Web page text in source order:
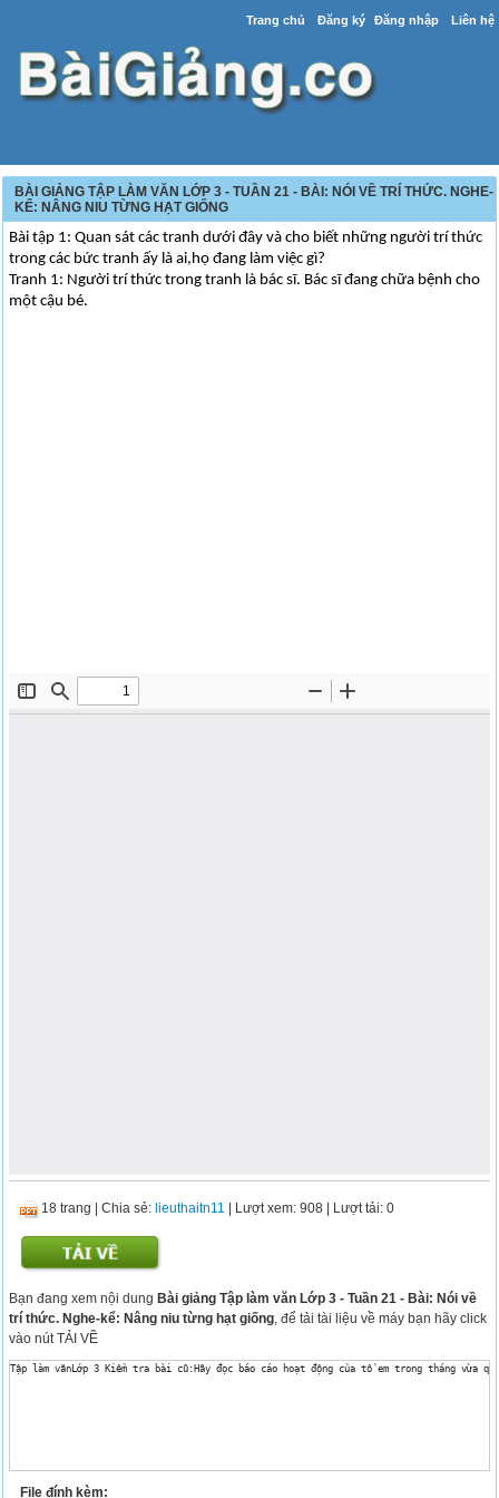
Trang chủ Đăng ký Đăng nhập Liên hệ
BÀI GIẢNG TẬP LÀM VĂN LỚP 3 - TUẦN 21 - BÀI: NÓI VỀ TRÍ THỨC. NGHE-
KỂ: NÂNG NIU TỪNG HẠT GIỐNG
Bài tập 1: Quan sát các tranh dưới đây và cho biết những người trí thức
trong các bức tranh ấy là ai,họ đang làm việc gì?
Tranh 1: Người trí thức trong tranh là bác sĩ. Bác sĩ đang chữa bệnh cho
một cậu bé.
18 trang |Chia sẻ: lieuthaitn11 | Lượt xem: 908 | Lượt tải: 0
Bạn đang xem nội dungBài giảng Tập làm văn Lớp 3 - Tuần 21 - Bài: Nói về
trí thức. Nghe-kể: Nâng niu từng hạt giống , để tải tài liệu về máy bạn hãy click
vào nút TẢI VỀ
File đính kèm: